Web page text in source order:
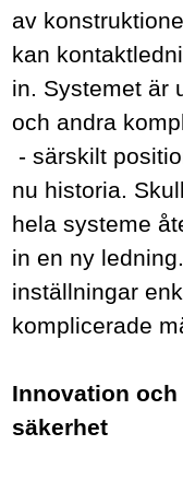
av
kan
in. Systemet är
och andra
- särskilt
nu historia.
hela systeme
in en ny
inställningar
komplicerade
Innovation
säkerhet